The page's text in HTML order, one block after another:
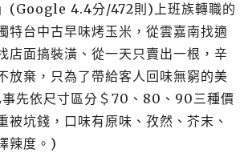
」(Google 4.4分/472則)上班族轉職的
特台中古早味烤玉米，從雲嘉南找適
店面搞裝潢、從一天只賣出一根，辛
放棄，只為了帶給客人回味無窮的美
先依尺寸區分＄70、80、90三種價
被坑錢，口味有原味、孜然、芥末、
辣度。)